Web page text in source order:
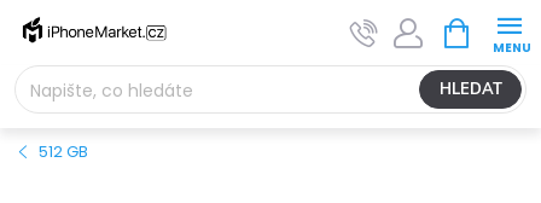
Přejít
obsah
HLEDAT
NÁKUPNÍ
KOŠÍK
512 GB